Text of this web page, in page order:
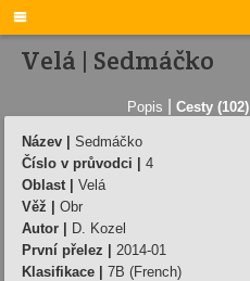

Velá | Sedmáčko
Popis Cesty (102)
Název |
Sedmáčko
Číslo v průvodci |
4
Oblast |
Velá
Věž |
Obr
Autor |
D. Kozel
První přelez |
2014-01
Klasifikace |
7B (French)